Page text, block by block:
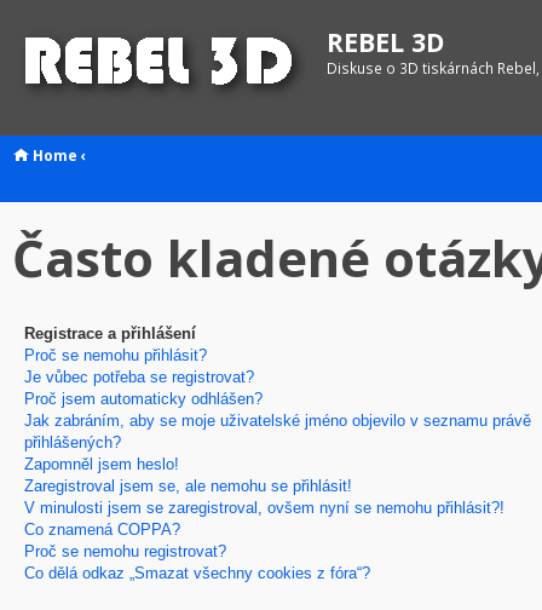
REBEL 3D
Diskuse o 3D tiskárnách
Home ‹
Často kladené
Registrace a přihlášení
Proč se nemohu přihlásit?
Je vůbec potřeba se registrovat?
Proč jsem automaticky odhlášen?
Jak zabráním, aby se moje uživatelské jméno objevilo v seznamu právě
přihlášených?
Zapomněl jsem heslo!
Zaregistroval jsem se, ale nemohu se přihlásit!
V minulosti jsem se zaregistroval, ovšem nyní se nemohu přihlásit?!
Co znamená COPPA?
Proč se nemohu registrovat?
Co dělá odkaz „Smazat všechny cookies z fóra“?